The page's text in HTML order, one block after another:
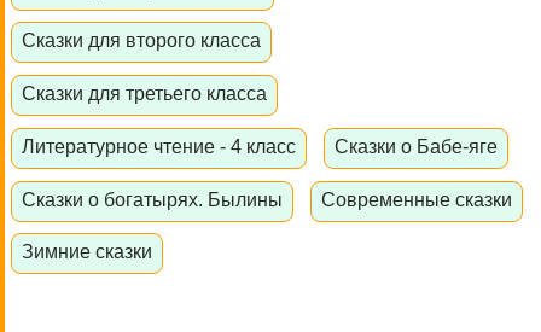
Сказки для второго класса
Сказки для третьего класса
Литературное чтение - 4 класс Сказки о Бабе-яге
Сказки о богатырях. Былины Современные сказки
Зимние сказки